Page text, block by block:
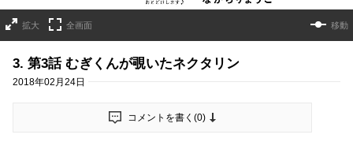
拡大 全画面 移動
3. 第3話 むぎくんが覗いたネクタリン
2018年02月24日
コメントを書く(0)